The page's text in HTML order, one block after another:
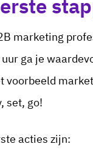
marketing
ga je
voorbeeld
set, go!
acties zijn: